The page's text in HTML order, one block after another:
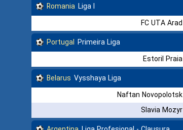
Romania Liga I
FC UTA Arad
Portugal Primeira Liga
Estoril Praia
Belarus Vysshaya Liga
Naftan Novopolotsk
Slavia Mozyr